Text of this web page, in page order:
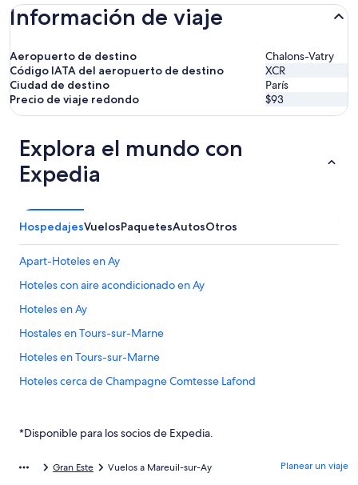
Información de viaje
Aeropuerto de destino
Chalons-Vatry
Código IATA del aeropuerto de destino
XCR
Ciudad de destino
París
Precio de viaje redondo
$93
Explora el mundo con
Expedia
HospedajesVuelosPaquetesAutosOtros
Apart-Hoteles en Ay
Hoteles con aire acondicionado en Ay
Hoteles en Ay
Hostales en Tours-sur-Marne
Hoteles en Tours-sur-Marne
Hoteles cerca de Champagne Comtesse Lafond
Hoteles en Magenta
Hoteles cerca de Perrier Jouet
*Disponible para los socios de Expedia.
Gran Este Vuelos a Mareuil-sur-Ay Planear un viaje